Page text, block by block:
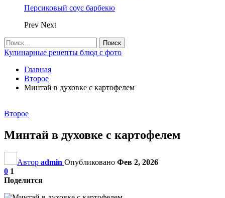
Персиковый соус барбекю
Prev Next
Кулинарные рецепты блюд с фото
Главная
Второе
Минтай в духовке с картофелем
Второе
Минтай в духовке с картофелем
Автор admin Опубликовано Фев 2, 2026
0 1
Поделится